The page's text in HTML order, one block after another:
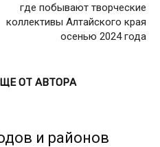
где побывают творческие
коллективы Алтайского края
осенью 2024 года
ОТ АВТОРА
и районов